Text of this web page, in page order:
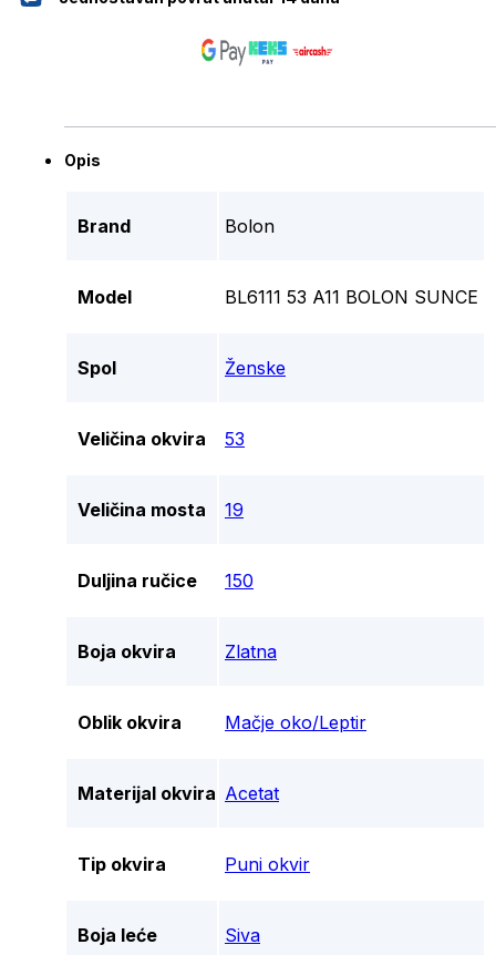
Opis
Brand Bolon
Model BL6111 53 A11 BOLON SUNCE
Spol Ženske
Veličina okvira 53
Veličina mosta 19
Duljina ručice 150
Boja okvira Zlatna
Oblik okvira Mačje oko/Leptir
Materijal okvira Acetat
Tip okvira Puni okvir
Boja leće Siva